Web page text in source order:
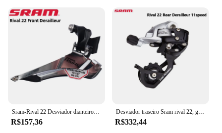
Sram-Rival 22 Desviador dianteiro, 2x11Speed, Braze no modelo para bicicleta de estrada
R$157,36
Desviador traseiro Sram rival 22, gaiola média, 11 velocidades, para bicicleta de estrada, preto, gs
R$332,44